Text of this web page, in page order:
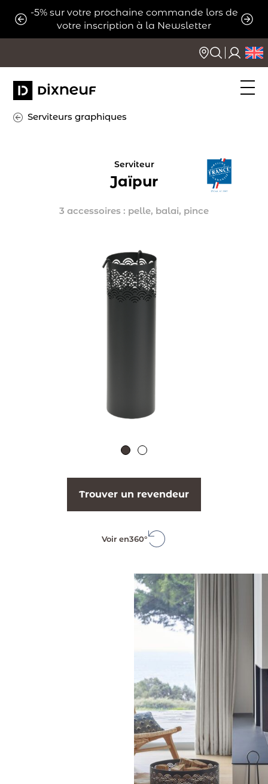
-5% sur votre prochaine commande lors de
votre inscription à la Newsletter
Serviteurs graphiques
Serviteur
Jaïpur
3 accessoires : pelle, balai, pince
Trouver un revendeur
Voir en360°